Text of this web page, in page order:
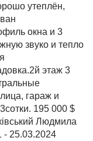
утеплён,
окна и 3
звуко и тепло
этаж 3
гараж и
195 000 $
Людмила
- 25.03.2024